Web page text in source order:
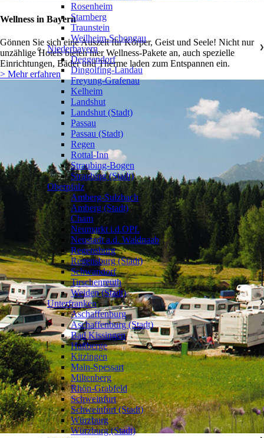
Wellness in Bayern
Gönnen Sie sich eine Auszeit für Körper, Geist und Seele! Nicht nur
unzählige Hotels bieten hier Wellness-Pakete an, auch spezielle
Einrichtungen, Bäder und Therme laden zum Entspannen ein.
> Mehr erfahren
Rosenheim
Starnberg
Traunstein
Weilheim-Schongau
Niederbayern
❯
Deggendorf
Dingolfing-Landau
Freyung-Grafenau
Kelheim
Landshut
Landshut (Stadt)
Passau
Passau (Stadt)
Regen
Rottal-Inn
Straubing-Bogen
Straubing (Stadt)
Oberpfalz
❯
Amberg-Sulzbach
Amberg (Stadt)
Cham
Neumarkt i.d.OPf.
Neustadt a.d. Waldnaab
Regensburg
Regensburg (Stadt)
Schwandorf
Tirschenreuth
Weiden (Stadt)
Unterfranken
❯
Aschaffenburg
Aschaffenburg (Stadt)
Bad Kissingen
Haßberge
Kitzingen
Main-Spessart
Miltenberg
Rhön-Grabfeld
Schweinfurt
Schweinfurt (Stadt)
Würzburg
Würzburg (Stadt)